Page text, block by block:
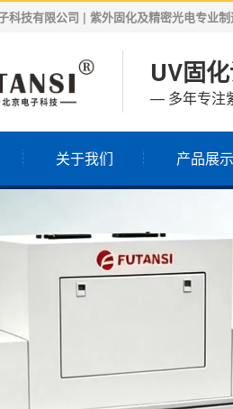
科技有限公司 | 紫外固化及精密光电专业
UV固
— 多年专注
关于我们 产品展示